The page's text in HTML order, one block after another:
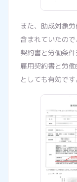
また、助成対象
含まれていたの
契約書と労働条件
雇用契約書と労
としても有効です